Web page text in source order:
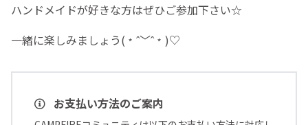
ハンドメイドが好きな方はぜひご参加下さい☆
一緒に楽しみましょう(﹡ˆ﹀ˆ﹡)♡
お支払い方法のご案内